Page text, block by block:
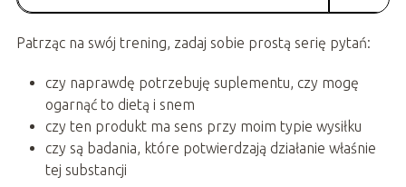
Patrząc na swój trening, zadaj sobie prostą serię pytań:
czy naprawdę potrzebuję suplementu, czy mogę
ogarnąć to dietą i snem
czy ten produkt ma sens przy moim typie wysiłku
czy są badania, które potwierdzają działanie właśnie
tej substancji